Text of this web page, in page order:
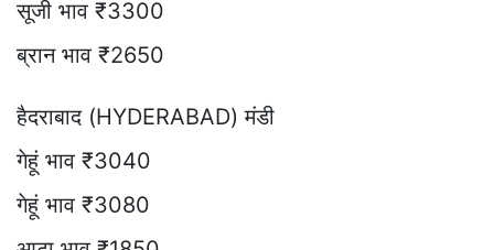
सूजी भाव ₹3300
ब्रान भाव ₹2650
हैदराबाद (HYDERABAD) मंडी
गेहूं भाव ₹3040
गेहूं भाव ₹3080